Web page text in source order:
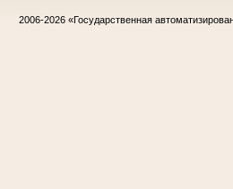
2006-2026 «Государственная